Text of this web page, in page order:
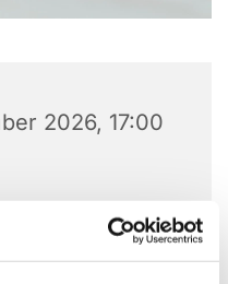
2026, 17:00